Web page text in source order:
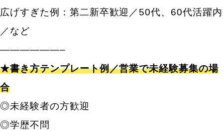
広げすぎた例：第二新卒歓迎／50代、60代活躍内
／など
——————–
★書き方テンプレート例／営業で未経験募集の場
合
◎未経験者の方歓迎
◎学歴不問